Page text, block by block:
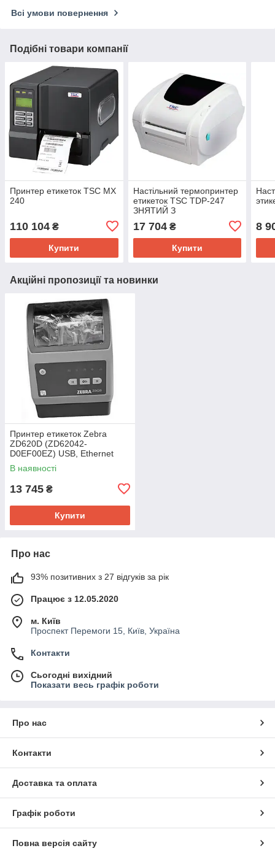
Всі умови повернення
Подібні товари компанії
Принтер етикеток TSC MX
240
110 104 ₴
Купити
Настільний термопринтер
етикеток TSC TDP-247
ЗНЯТИЙ З
ВИРОБНИЦТВА, ЗАМІНА -
TSC DH240T
17 704₴
Купити
8
Акційні пропозиції та новинки
Принтер етикеток Zebra
ZD620D (ZD62042-
D0EF00EZ) USB, Ethernet
В наявності
13 745 ₴
Купити
Про нас
93% позитивних з 27 відгуків за рік
Працює з 12.05.2020
м. Київ
Проспект Перемоги 15, Київ, Україна
Контакти
Сьогодні вихідний
Показати весь графік роботи
Про нас
Контакти
Доставка та оплата
Графік роботи
Повна версія сайту